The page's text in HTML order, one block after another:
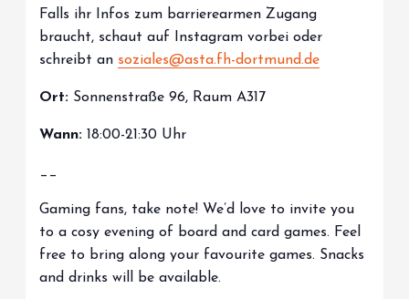
Falls ihr Infos zum barrierearmen Zugang
braucht, schaut auf Instagram vorbei oder
schreibt an soziales@asta.fh-dortmund.de
Ort: Sonnenstraße 96, Raum A317
Wann:18:00-21:30 Uhr
__
Gaming fans, take note! We’d love to invite you
to a cosy evening of board and card games. Feel
free to bring along your favourite games. Snacks
and drinks will be available.